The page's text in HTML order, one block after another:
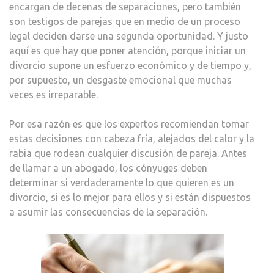
encargan de decenas de separaciones, pero también
son testigos de parejas que en medio de un proceso
legal deciden darse una segunda oportunidad. Y justo
aquí es que hay que poner atención, porque iniciar un
divorcio supone un esfuerzo económico y de tiempo y,
por supuesto, un desgaste emocional que muchas
veces es irreparable.
Por esa razón es que los expertos recomiendan tomar
estas decisiones con cabeza fría, alejados del calor y la
rabia que rodean cualquier discusión de pareja. Antes
de llamar a un abogado, los cónyuges deben
determinar si verdaderamente lo que quieren es un
divorcio, si es lo mejor para ellos y si están dispuestos
a asumir las consecuencias de la separación.